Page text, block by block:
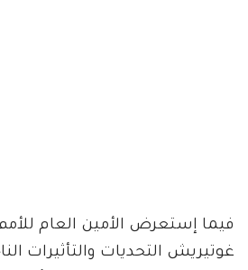
فيما إستعرض الأمين العام
غوتيريش التحديات والتأثيرات